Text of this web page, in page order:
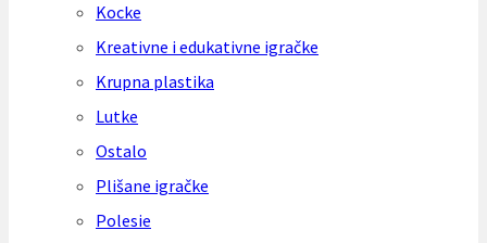
Kocke
Kreativne i edukativne igračke
Krupna plastika
Lutke
Ostalo
Plišane igračke
Polesie